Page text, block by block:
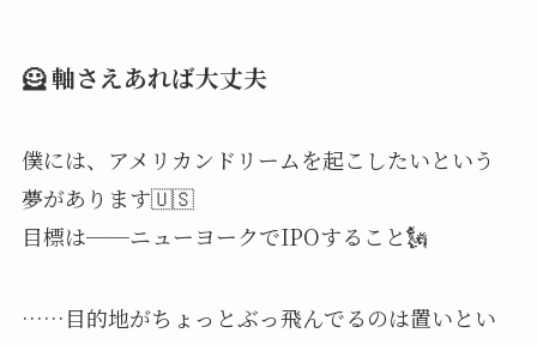
🦸軸さえあれば大丈夫
僕には、アメリカンドリームを起こしたいという
夢があります🇺🇸
目標は──ニューヨークでIPOすること🗽
……目的地がちょっとぶっ飛んでるのは置いとい